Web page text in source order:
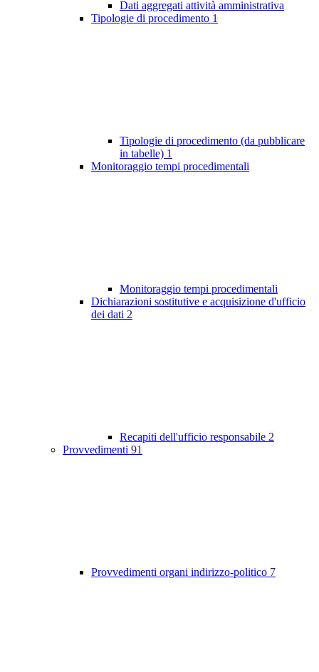
Dati aggregati attività amministrativa
Tipologie di procedimento 1
Tipologie di procedimento (da pubblicare
in tabelle) 1
Monitoraggio tempi procedimentali
Monitoraggio tempi procedimentali
Dichiarazioni sostitutive e acquisizione d'ufficio
dei dati 2
Recapiti dell'ufficio responsabile 2
Provvedimenti 91
Provvedimenti organi indirizzo-politico 7